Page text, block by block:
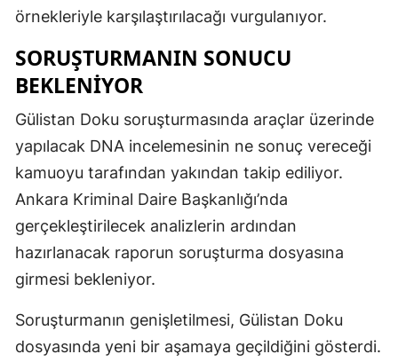
örnekleriyle karşılaştırılacağı vurgulanıyor.
SORUŞTURMANIN SONUCU
BEKLENIYOR
Gülistan Doku soruşturmasında araçlar üzerinde
yapılacak DNA incelemesinin ne sonuç vereceği
kamuoyu tarafından yakından takip ediliyor.
Ankara Kriminal Daire Başkanlığı’nda
gerçekleştirilecek analizlerin ardından
hazırlanacak raporun soruşturma dosyasına
girmesi bekleniyor.
Soruşturmanın genişletilmesi, Gülistan Doku
dosyasında yeni bir aşamaya geçildiğini gösterdi.